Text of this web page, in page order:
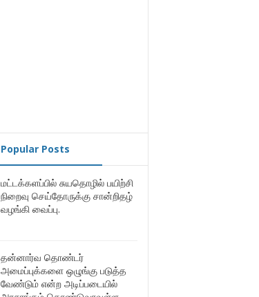
Popular Posts
மட்டக்களப்பில் சுயதொழில் பயிற்சி
நிறைவு செய்தோருக்கு சான்றிதழ்
வழங்கி வைப்பு.
தன்னார்வ தொண்டர்
அமைப்புக்களை ஒழுங்கு படுத்த
வேண்டும் என்ற அடிப்படையில்